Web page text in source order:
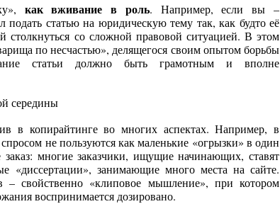
как вживание в роль. Например, если вы –
статью на юридическую тему так, как будто её
столкнуться со сложной правовой ситуацией. В этом
по несчастью», делящегося своим опытом борьбы
статьи должно быть грамотным и вполне
в копирайтинге во многих аспектах. Например, в
не пользуются как маленькие «огрызки» в один
многие заказчики, ищущие начинающих, ставят
«диссертации», занимающие много места на сайте.
свойственно «клиповое мышление», при котором
воспринимается дозировано.